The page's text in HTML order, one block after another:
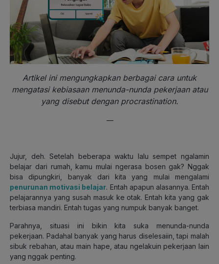
Artikel ini mengungkapkan berbagai cara untuk
mengatasi kebiasaan menunda-nunda pekerjaan atau
yang disebut dengan procrastination.
—
Jujur, deh. Setelah beberapa waktu lalu sempet ngalamin
belajar dari rumah, kamu mulai ngerasa bosen gak? Nggak
bisa dipungkiri, banyak dari kita yang mulai mengalami
penurunan motivasi belajar. Entah apapun alasannya. Entah
pelajarannya yang susah masuk ke otak. Entah kita yang gak
terbiasa mandiri. Entah tugas yang numpuk banyak banget.
Parahnya, situasi ini bikin kita suka menunda-nunda
pekerjaan. Padahal banyak yang harus diselesaiin, tapi malah
sibuk rebahan, atau main hape, atau ngelakuin pekerjaan lain
yang nggak penting.